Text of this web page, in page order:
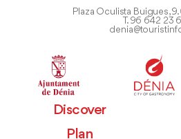
Plaza Oculista Buigues,
T. 96 642 23
Discover
Plan